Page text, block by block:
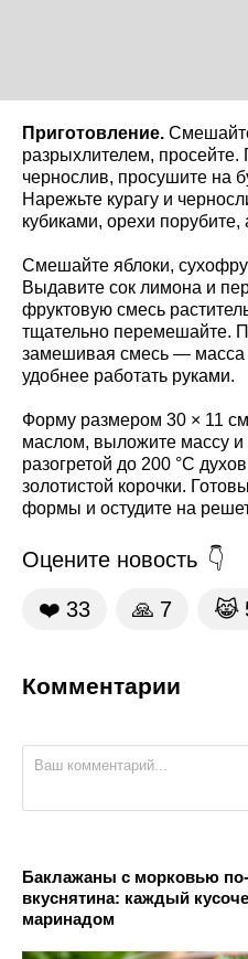
Приготовление.
разрыхлителем, просейте.
чернослив, просушите на
Нарежьте курагу и
кубиками, орехи
Смешайте яблоки,
Выдавите сок лимона и
фруктовую смесь
тщательно перемешайте.
замешивая смесь — масса
удобнее работать руками.
Форму размером 30 × 11
маслом, выложите массу и
разогретой до 200 °C
золотистой корочки.
формы и остудите на
Оцените новость
❤️ 33 🙏 7 😹
Комментарии
Баклажаны с морковью
вкуснятина: каждый
маринадом